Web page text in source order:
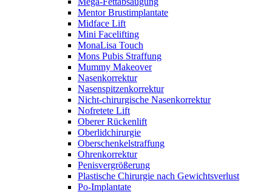
Mentor Brustimplantate
Midface Lift
Mini Facelifting
MonaLisa Touch
Mons Pubis Straffung
Mummy Makeover
Nasenkorrektur
Nasenspitzenkorrektur
Nicht-chirurgische Nasenkorrektur
Nofretete Lift
Oberer Rückenlift
Oberlidchirurgie
Oberschenkelstraffung
Ohrenkorrektur
Penisvergrößerung
Plastische Chirurgie nach Gewichtsverlust
Po-Implantate